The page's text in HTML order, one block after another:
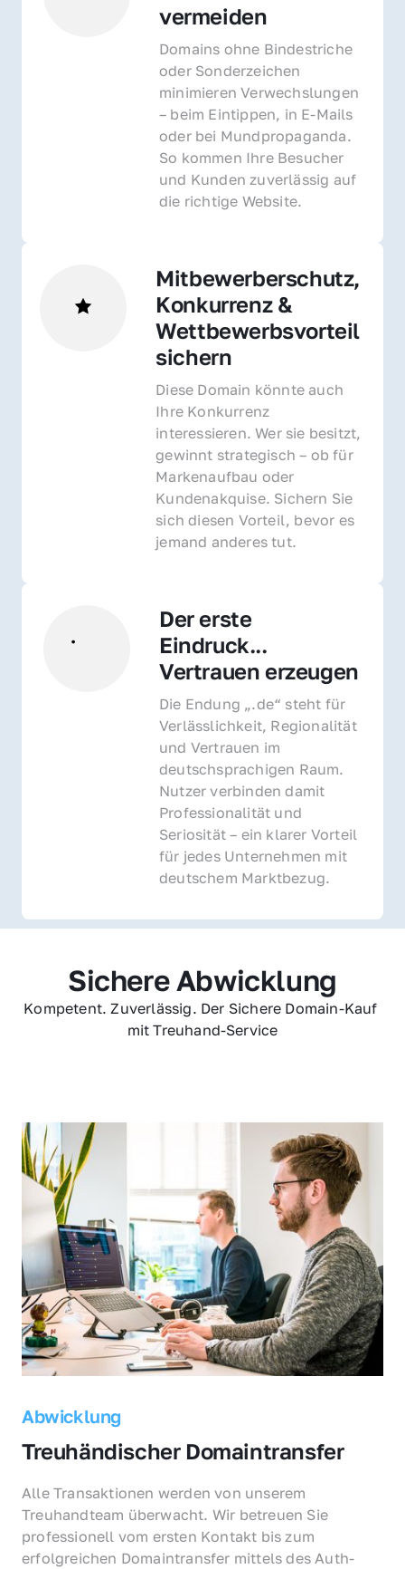
vermeiden
Domains ohne Bindestriche
oder Sonderzeichen
minimieren Verwechslungen
– beim Eintippen, in E-Mails
oder bei Mundpropaganda.
So kommen Ihre Besucher
und Kunden zuverlässig auf
die richtige Website.
Mitbewerberschutz,
Konkurrenz &
Wettbewerbsvorteil
sichern
Diese Domain könnte auch
Ihre Konkurrenz
interessieren. Wer sie besitzt,
gewinnt strategisch – ob für
Markenaufbau oder
Kundenakquise. Sichern Sie
sich diesen Vorteil, bevor es
jemand anderes tut.
Der erste
Eindruck...
Vertrauen erzeugen
Die Endung „.de“ steht für
Verlässlichkeit, Regionalität
und Vertrauen im
deutschsprachigen Raum.
Nutzer verbinden damit
Professionalität und
Seriosität – ein klarer Vorteil
für jedes Unternehmen mit
deutschem Marktbezug.
Sichere Abwicklung
Kompetent. Zuverlässig. Der Sichere Domain-Kauf
mit Treuhand-Service
Abwicklung
Treuhändischer Domaintransfer
Alle Transaktionen werden von unserem
Treuhandteam überwacht. Wir betreuen Sie
professionell vom ersten Kontakt bis zum
erfolgreichen Domaintransfer mittels des Auth-